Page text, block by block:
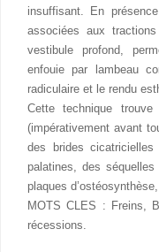
insuffisant. En
associées aux
vestibule profond,
enfouie par lambeau
radiculaire et le rendu
Cette technique
(impérativement avant
des brides
palatines, des séquelles
plaques
MOTS CLES : Freins,
récessions.